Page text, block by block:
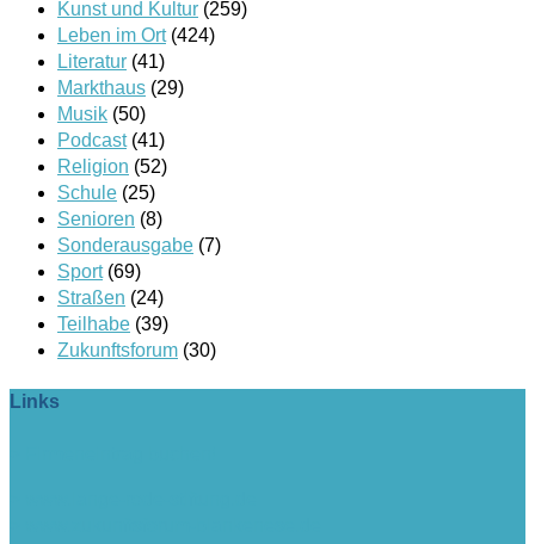
Kunst und Kultur (259)
Leben im Ort(424)
Literatur (41)
Markthaus (29)
Musik (50)
Podcast(41)
Religion (52)
Schule (25)
Senioren (8)
Sonderausgabe (7)
Sport(69)
Straßen (24)
Teilhabe (39)
Zukunftsforum (30)
Links